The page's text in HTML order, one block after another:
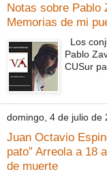
Notas sobre Pablo
Memorias de mi
Los
Pablo
CUSur
domingo, 4 de julio de
Juan Octavio
pato” Arreola a 18
de muerte